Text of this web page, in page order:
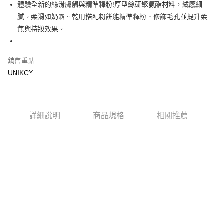
Apple Pay
街口支付
悠遊付
Google Pay
每筆NT$70，滿NT$499(含以上)免運費
體驗全新的絲滑膚觸與精準釋粉!厚型絲研聚氨酯材料，絨感細
膩，柔滑如奶霜。乾用搭配粉餅能精準釋粉、修飾毛孔並提升柔
焦與持妝效果。
銷售重點
UNIKCY
詳細說明 商品規格 相關推薦